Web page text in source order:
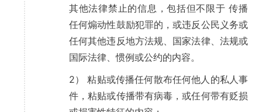
其他法律禁止的信息，包括但不限于 传播
任何煽动性鼓励犯罪的，或违反公民义务或
任何其他违反地方法规、国家法律、法规或
国际法律、惯例或公约的内容。
2） 粘贴或传播任何散布任何他人的私人事
件，粘贴或传播带有病毒，或任何带有贬损